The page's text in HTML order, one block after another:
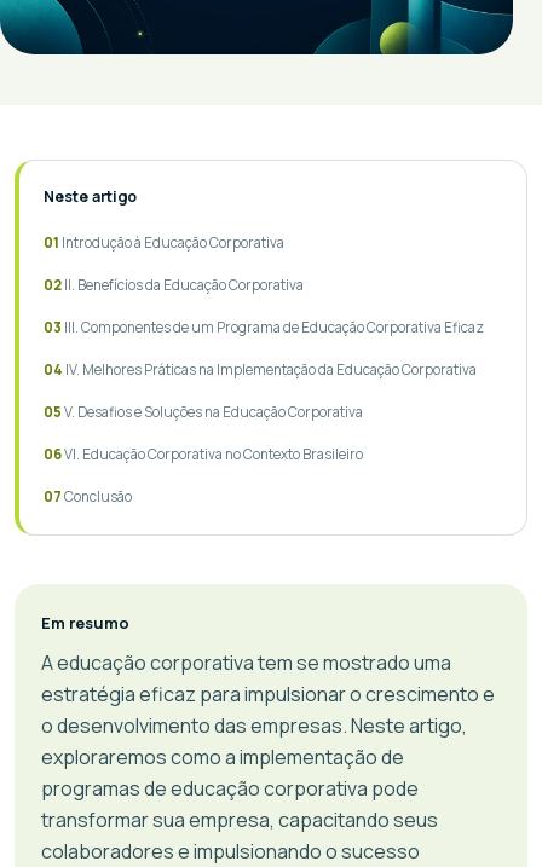
Neste artigo
Introdução à Educação Corporativa
II. Benefícios da Educação Corporativa
III. Componentes de um Programa de Educação Corporativa Eficaz
IV. Melhores Práticas na Implementação da Educação Corporativa
V. Desafios e Soluções na Educação Corporativa
VI. Educação Corporativa no Contexto Brasileiro
Conclusão
Em resumo
A educação corporativa tem se mostrado uma
estratégia eficaz para impulsionar o crescimento e
o desenvolvimento das empresas. Neste artigo,
exploraremos como a implementação de
programas de educação corporativa pode
transformar sua empresa, capacitando seus
colaboradores e impulsionando o sucesso